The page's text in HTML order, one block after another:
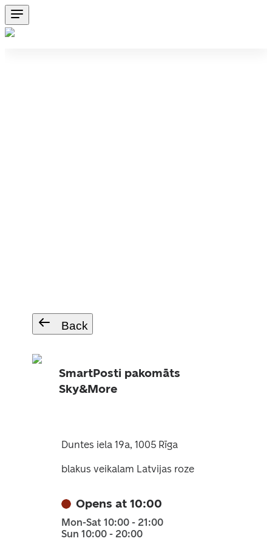
Back
SmartPosti pakomāts
Sky&More
Duntes iela 19a, 1005 Rīga
blakus veikalam Latvijas roze
Opens at 10:00
Mon-Sat 10:00 - 21:00
Sun 10:00 - 20:00